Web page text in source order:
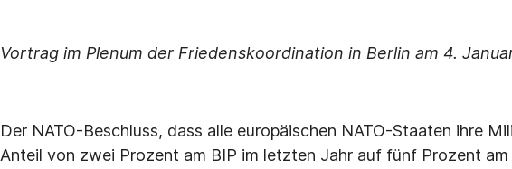
Vortrag im Plenum der Friedenskoordination in Berlin am 4.
Der NATO-Beschluss, dass alle europäischen NATO-Staaten ihre
Anteil von zwei Prozent am BIP im letzten Jahr auf fünf Prozent